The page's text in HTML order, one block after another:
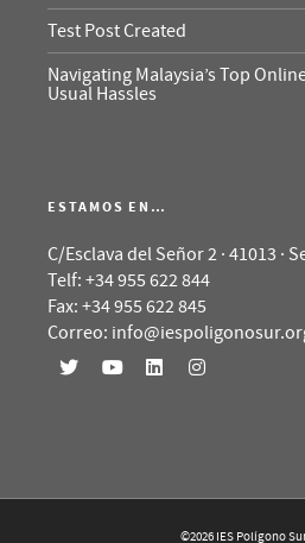
Test Post Created
Navigating Malaysia’s Top
Usual Hassles
ESTAMOS EN…
C/Esclava del Señor 2 · 41013 ·
Telf: +34 955 622 844
Fax: +34 955 622 845
Correo:
©2026 IES Polígono